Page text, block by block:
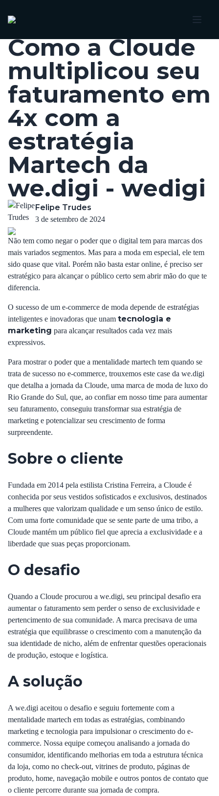
Como a Cloude
multiplicou seu
faturamento em
4x com a
estratégia
Martech da
we.digi - wedigi
Felipe Trudes
3 de setembro de 2024
Não tem como negar o poder que o digital tem para marcas dos
mais variados segmentos. Mas para a moda em especial, ele tem
sido quase que vital. Porém não basta estar online, é preciso ser
estratégico para alcançar o público certo sem abrir mão do que te
diferencia.
O sucesso de um e-commerce de moda depende de estratégias
inteligentes e inovadoras que unam tecnologia e
marketing para alcançar resultados cada vez mais
expressivos.
Para mostrar o poder que a mentalidade martech tem quando se
trata de sucesso no e-commerce, trouxemos este case da we.digi
que detalha a jornada da Cloude, uma marca de moda de luxo do
Rio Grande do Sul, que, ao confiar em nosso time para aumentar
seu faturamento, conseguiu transformar sua estratégia de
marketing e potencializar seu crescimento de forma
surpreendente.
Sobre o cliente
Fundada em 2014 pela estilista Cristina Ferreira, a Cloude é
conhecida por seus vestidos sofisticados e exclusivos, destinados
a mulheres que valorizam qualidade e um senso único de estilo.
Com uma forte comunidade que se sente parte de uma tribo, a
Cloude mantém um público fiel que aprecia a exclusividade e a
liberdade que suas peças proporcionam.
O desafio
Quando a Cloude procurou a we.digi, seu principal desafio era
aumentar o faturamento sem perder o senso de exclusividade e
pertencimento de sua comunidade. A marca precisava de uma
estratégia que equilibrasse o crescimento com a manutenção da
sua identidade de nicho, além de enfrentar questões operacionais
de produção, estoque e logística.
A solução
A we.digi aceitou o desafio e seguiu fortemente com a
mentalidade martech em todas as estratégias, combinando
marketing e tecnologia para impulsionar o crescimento do e-
commerce. Nossa equipe começou analisando a jornada do
consumidor, identificando melhorias em toda a estrutura técnica
da loja, como no check-out, vitrines de produto, páginas de
produto, home, navegação mobile e outros pontos de contato que
o cliente percorre durante sua jornada de compra.